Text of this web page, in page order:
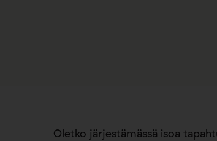
Oletko järjestämässä isoa